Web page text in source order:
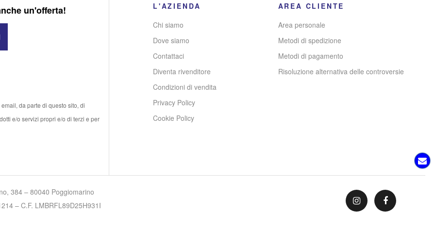
un'offerta!
da parte di questo sito, di
e/o servizi propri e/o di terzi e per
L'AZIENDA
Chi siamo
Dove siamo
Contattaci
Diventa rivenditore
Condizioni di vendita
Privacy Policy
Cookie Policy
AREA CLIENTE
Area personale
Metodi di spedizione
Metodi di pagamento
Risoluzione alternativa delle controversie
384 – 80040 Poggiomarino
– C.F. LMBRFL89D25H931I